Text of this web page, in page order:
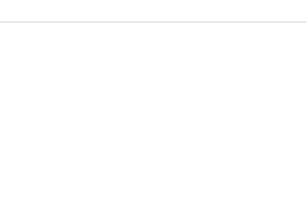
bij presentaties)
zonwering)